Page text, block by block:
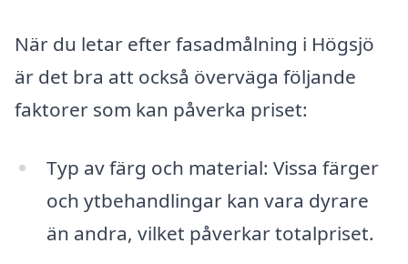
När du letar efter fasadmålning i Högsjö
är det bra att också överväga följande
faktorer som kan påverka priset:
Typ av färg och material: Vissa färger
och ytbehandlingar kan vara dyrare
än andra, vilket påverkar totalpriset.